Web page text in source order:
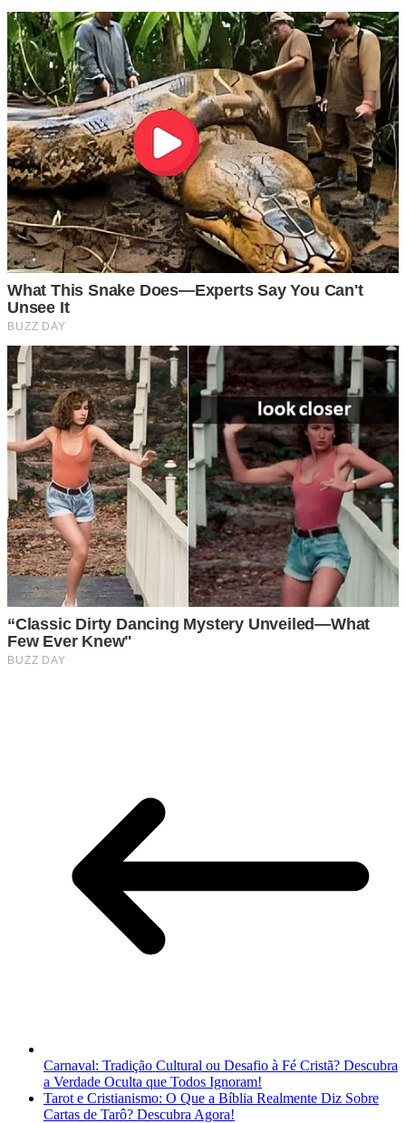
Carnaval: Tradição Cultural ou Desafio à Fé Cristã? Descubra
a Verdade Oculta que Todos Ignoram!
Tarot e Cristianismo: O Que a Bíblia Realmente Diz Sobre
Cartas de Tarô? Descubra Agora!